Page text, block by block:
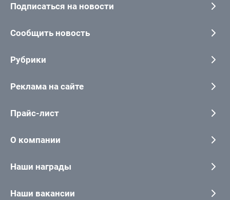
Подписаться на новости
Сообщить новость
Рубрики
Реклама на сайте
Прайс-лист
О компании
Наши награды
Наши вакансии